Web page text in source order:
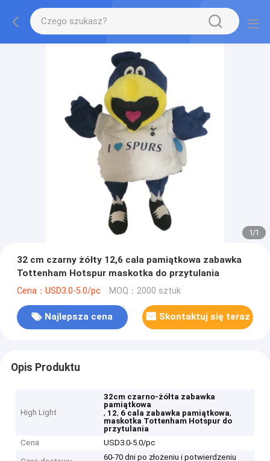
1/1
32 cm czarny żółty 12,6 cala pamiątkowa zabawka
Tottenham Hotspur maskotka do przytulania
Cena：USD3.0-5.0/pc MOQ：2000 sztuk
Najlepsza cena Skontaktuj się teraz
Opis Produktu
High Light
32cm czarno-żółta zabawka
pamiątkowa
, 12, 6 cala zabawka pamiątkowa,
maskotka Tottenham Hotspur do
przytulania
Cena
USD3.0-5.0/pc
60-70 dni po złożeniu i potwierdzeniu